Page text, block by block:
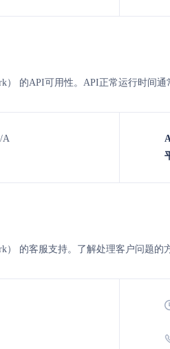
） 的API可用性。API正常运行时间
A
） 的客服支持。了解处理客户问题的